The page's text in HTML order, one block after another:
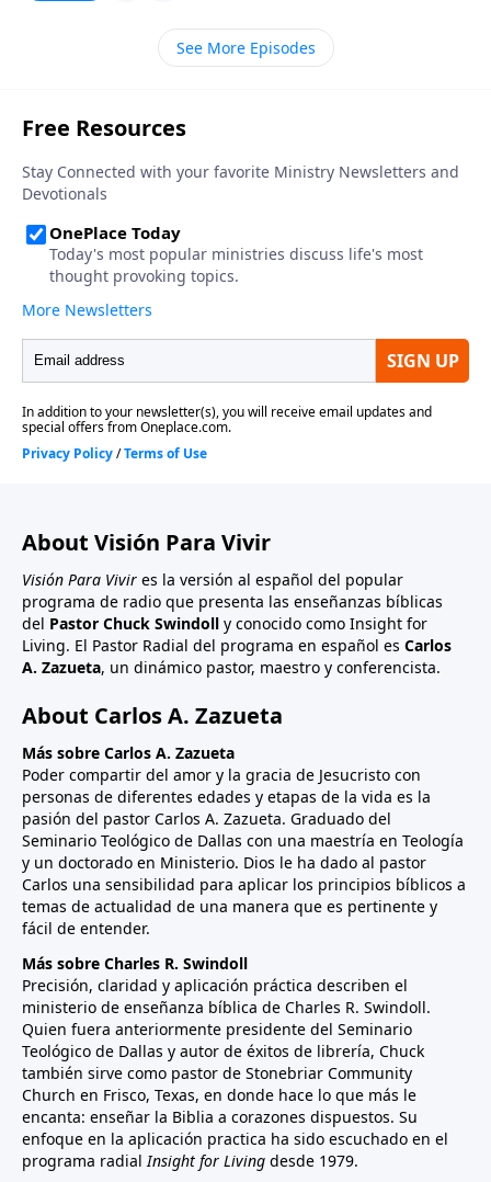
pensamos en Jesús como un ser humano,
inmediatamente nos viene a la mente la imagen de
un Jesús con una aureola en la cabeza, un rostro
para dar sus primeros pasos, o un Jesús adolescente
secándose el sudor de la frente después de un arduo
día de trabajo en la carpintería de su padrastro. Y
sobrellevar las peleas con sus seis hermanos
menores. Ahora, ¿se imagina usted haber sido uno de
años comenzó a hacerle preguntas sobre las
Escrituras? Ese fue el día en que el alumno dejó
perplejos a los profesores... Imagínese haber sido
uno de los rabinos del templo y maravillándose con la
sabiduría de este Niño-Dios.
See More Episodes
About Visión Para Vivir
Visión Para Vivir es la versión al español del popular
programa de radio que presenta las enseñanzas bíblicas
del Pastor Chuck Swindoll y conocido como Insight for
Living. El Pastor Radial del programa en español es Carlos
A. Zazueta, un dinámico pastor, maestro y conferencista.
About Carlos A. Zazueta
Más sobre Carlos A. Zazueta
Poder compartir del amor y la gracia de Jesucristo con
personas de diferentes edades y etapas de la vida es la
pasión del pastor Carlos A. Zazueta. Graduado del
Seminario Teológico de Dallas con una maestría en Teología
y un doctorado en Ministerio. Dios le ha dado al pastor
Carlos una sensibilidad para aplicar los principios bíblicos a
temas de actualidad de una manera que es pertinente y
fácil de entender.
Más sobre Charles R. Swindoll
Precisión, claridad y aplicación práctica describen el
ministerio de enseñanza bíblica de Charles R. Swindoll.
Quien fuera anteriormente presidente del Seminario
Teológico de Dallas y autor de éxitos de librería, Chuck
también sirve como pastor de Stonebriar Community
Church en Frisco, Texas, en donde hace lo que más le
encanta: enseñar la Biblia a corazones dispuestos. Su
enfoque en la aplicación practica ha sido escuchado en el
programa radial Insight for Living desde 1979.